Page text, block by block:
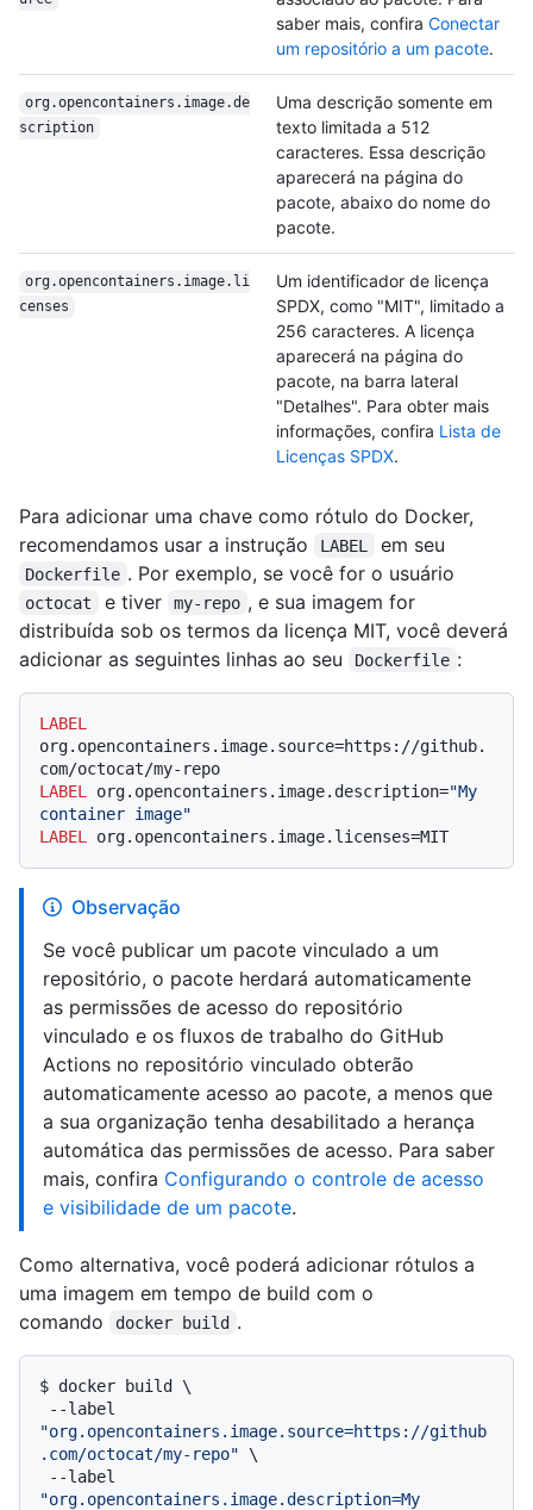
saber mais, confira Conectar
um repositório a um pacote.
org.opencontainers.image.de
scription
Uma descrição somente em
texto limitada a 512
caracteres. Essa descrição
aparecerá na página do
pacote, abaixo do nome do
pacote.
org.opencontainers.image.li
censes
Um identificador de licença
SPDX, como "MIT", limitado a
256 caracteres. A licença
aparecerá na página do
pacote, na barra lateral
"Detalhes". Para obter mais
informações, confira Lista de
Licenças SPDX.
Para adicionar uma chave como rótulo do Docker,
recomendamos usar a instrução
LABEL em seu
Dockerfile . Por exemplo, se você for o usuário
octocat e tiver my-repo , e sua imagem for
distribuída sob os termos da licença MIT, você deverá
adicionar as seguintes linhas ao seu
Dockerfile :
LABEL
org.opencontainers.image.source=https://github.
com/octocat/my-repo
LABEL
org.opencontainers.image.description="My
container image"
LABEL
org.opencontainers.image.licenses=MIT
Observação
Se você publicar um pacote vinculado a um
repositório, o pacote herdará automaticamente
as permissões de acesso do repositório
vinculado e os fluxos de trabalho do GitHub
Actions no repositório vinculado obterão
automaticamente acesso ao pacote, a menos que
a sua organização tenha desabilitado a herança
automática das permissões de acesso. Para saber
mais, confira Configurando o controle de acesso
e visibilidade de um pacote.
Como alternativa, você poderá adicionar rótulos a
uma imagem em tempo de build com o
comando
docker build .
$ docker build \
"org.opencontainers.image.source=https://github
.com/octocat/my-repo" \
"org.opencontainers.image.description=My